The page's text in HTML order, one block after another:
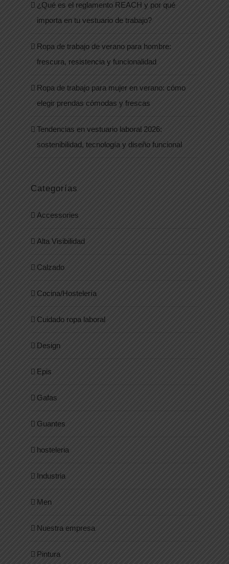
¿Qué es el reglamento REACH y por qué
importa en tu vestuario de trabajo?
Ropa de trabajo de verano para hombre:
frescura, resistencia y funcionalidad
Ropa de trabajo para mujer en verano: cómo
elegir prendas cómodas y frescas
Tendencias en vestuario laboral 2026:
sostenibilidad, tecnología y diseño funcional
Categorías
Accessories
Alta Visibilidad
Calzado
Cocina/Hostelería
Cuidado ropa laboral
Design
Epis
Gafas
Guantes
hosteleria
Industria
Men
Nuestra empresa
Pintura